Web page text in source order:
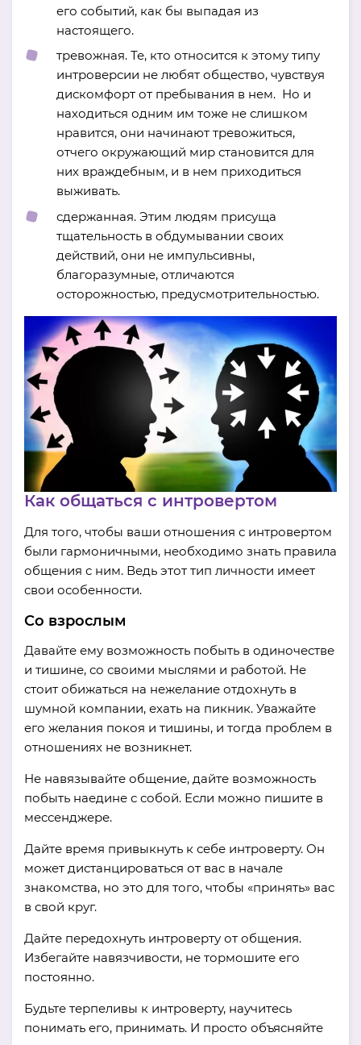
его событий, как бы выпадая из
настоящего.
тревожная. Те, кто относится к этому типу
интроверсии не любят общество, чувствуя
дискомфорт от пребывания в нем. Но и
находиться одним им тоже не слишком
нравится, они начинают тревожиться,
отчего окружающий мир становится для
них враждебным, и в нем приходиться
выживать.
сдержанная. Этим людям присуща
тщательность в обдумывании своих
действий, они не импульсивны,
благоразумные, отличаются
осторожностью, предусмотрительностью.
Как общаться с интровертом
Для того, чтобы ваши отношения с интровертом
были гармоничными, необходимо знать правила
общения с ним. Ведь этот тип личности имеет
свои особенности.
Со взрослым
Давайте ему возможность побыть в одиночестве
и тишине, со своими мыслями и работой. Не
стоит обижаться на нежелание отдохнуть в
шумной компании, ехать на пикник. Уважайте
его желания покоя и тишины, и тогда проблем в
отношениях не возникнет.
Не навязывайте общение, дайте возможность
побыть наедине с собой. Если можно пишите в
мессенджере.
Дайте время привыкнуть к себе интроверту. Он
может дистанцироваться от вас в начале
знакомства, но это для того, чтобы «принять» вас
в свой круг.
Дайте передохнуть интроверту от общения.
Избегайте навязчивости, не тормошите его
постоянно.
Будьте терпеливы к интроверту, научитесь
понимать его, принимать. И просто объясняйте